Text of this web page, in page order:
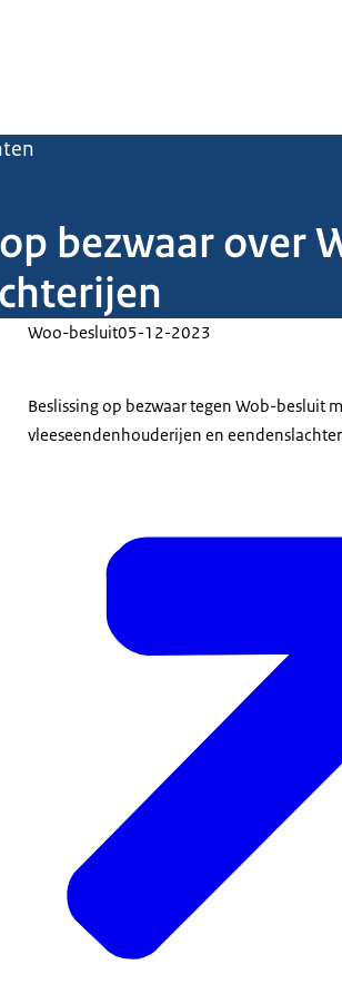
bezwaar over
Woo-besluit05-12-2023
Beslissing op bezwaar tegen Wob-besluit
vleeseendenhouderijen en